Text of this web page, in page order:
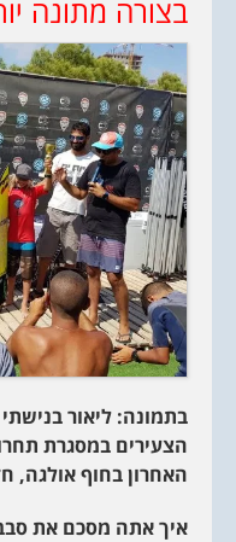
בצורה מתונה
בתמונה: ליאור
הצעירים במסגרת
האחרון בחוף אולגה,
איך אתה מסכם את